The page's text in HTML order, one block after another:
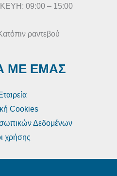
09:00 – 15:00
ραντεβού
ΜΕ ΕΜΑΣ
Cookies
Δεδομένων
χρήσης